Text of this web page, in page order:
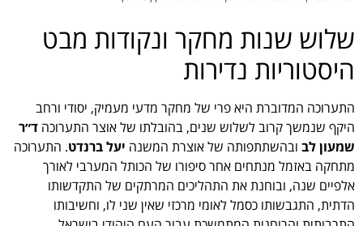
שלוש שנות מחקר ונקודות מבט
היסטוריות נדירות
התערוכה המדוברת היא פרי של מחקר מדעי מעמיק, יסודי ורחב
היקף שנמשך קרוב לשלוש שנים, בהובלתו של אוצר התערוכה ד״ר
שמעון לב ובהשתתפותה של אוצרת המשנה יעל ברנדט. התערוכה
מתחקה באזמל מנתחים אחר סיפורו של הכותל המערבי לאורך
אלפיים שנה, ובוחנת את התהליכים המרתקים של התקדשותו
הדתית, התגבשותו כסמל לאומי מרכזי שאין שני לו, וחשיבותו